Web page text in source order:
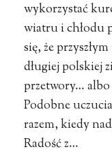
wykorzystać
wiatru i chłodu
się, że
długiej polskiej
przetwory…
Podobne
razem, kiedy
Radość z…